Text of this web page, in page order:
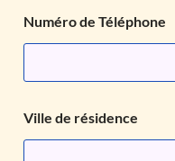
Numéro de Téléphone
Ville de résidence